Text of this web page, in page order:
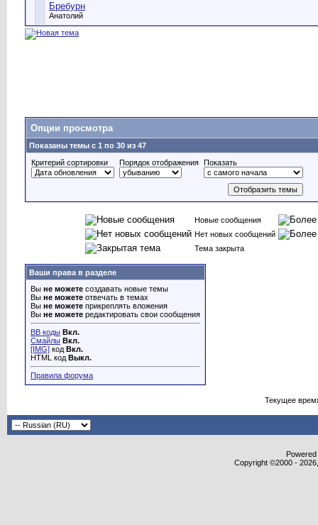
Бребурн
Анатолий
Опции просмотра
Показаны темы с 1 по 30 из 47
Критерий сортировки
Порядок отображения Показать
Новые сообщения
Нет новых сообщений
Тема закрыта
Ваши права в разделе
Вы не можете создавать новые темы
Вы не можете отвечать в темах
Вы не можете прикреплять вложения
Вы не можете редактировать свои сообщения
BB коды Вкл.
Смайлы Вкл.
[IMG] код Вкл.
HTML код Выкл.
Правила форума
Текущее
Copyright ©2000 -